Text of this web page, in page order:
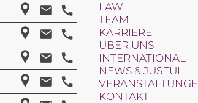
LAW
TEAM
KARRIERE
ÜBER UNS
INTERNATIONAL
NEWS & JUSFUL
KONTAKT